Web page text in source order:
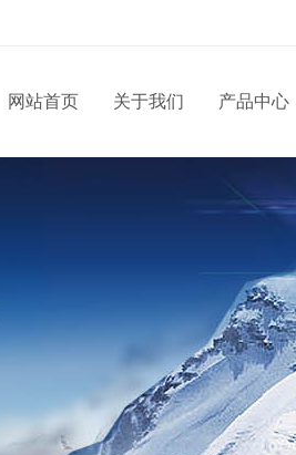
网站首页 关于我们 产品中心